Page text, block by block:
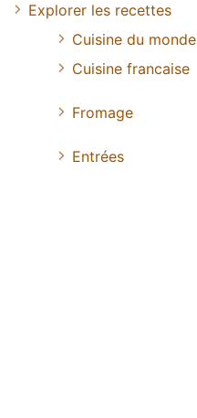
Explorer les recettes
Cuisine du monde
Cuisine francaise
Fromage
Entrées